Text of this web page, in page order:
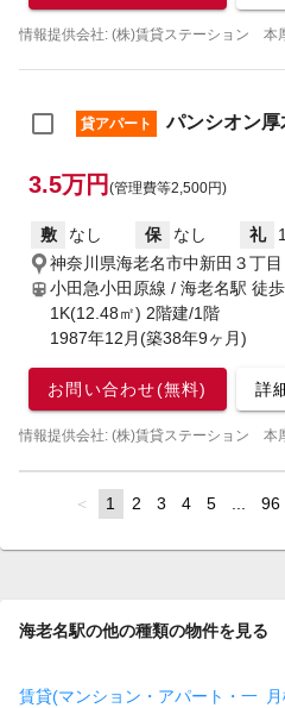
情報提供会社: (株)賃貸ステーション 本
貸アパート パンシオン
3.5万円 (管理費等2,500円)
敷 なし 保 なし 礼
神奈川県海老名市中新田３丁目
小田急小田原線 / 海老名駅 徒
1K(12.48㎡) 2階建/1階
1987年12月(築38年9ヶ月)
お問い合わせ(無料) 詳
情報提供会社: (株)賃貸ステーション 本
page
You're
page
1 page
2 page
3 page
4 page
5 page96
海老名駅の他の種類の物件を見る
賃貸(マンション・アパート・一